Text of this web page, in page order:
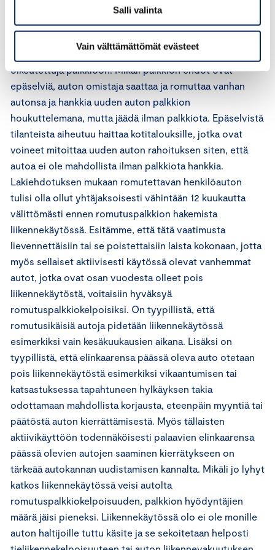
Salli valinta
Vain välttämättömät evästeet
Aiempien romutuspalkkioiden kokemusten perusteella
romutettavaa autoa koskevien ehtojen tulisi olla
autonsa romuttaville ei jäisi epäselvyyttä siitä, ovatko he
oikeutettuja palkkioon. Mikäli palkkion ehdot ovat
epäselviä, auton omistaja saattaa ja romuttaa vanhan
autonsa ja hankkia uuden auton palkkion
houkuttelemana, mutta jäädä ilman palkkiota. Epäselvistä
tilanteista aiheutuu haittaa kotitalouksille, jotka ovat
voineet mitoittaa uuden auton rahoituksen siten, että
autoa ei ole mahdollista ilman palkkiota hankkia.
Lakiehdotuksen mukaan romutettavan henkilöauton
tulisi olla ollut yhtäjaksoisesti vähintään 12 kuukautta
välittömästi ennen romutuspalkkion hakemista
liikennekäytössä. Esitämme, että tätä vaatimusta
lievennettäisiin tai se poistettaisiin laista kokonaan, jotta
myös sellaiset aktiivisesti käytössä olevat vanhemmat
autot, jotka ovat osan vuodesta olleet pois
liikennekäytöstä, voitaisiin hyväksyä
romutuspalkkiokelpoisiksi. On tyypillistä, että
romutusikäisiä autoja pidetään liikennekäytössä
esimerkiksi vain kesäkuukausien aikana. Lisäksi on
tyypillistä, että elinkaarensa päässä oleva auto otetaan
pois liikennekäytöstä esimerkiksi vikaantumisen tai
katsastuksessa tapahtuneen hylkäyksen takia
odottamaan mahdollista korjausta, eteenpäin myyntiä tai
päätöstä auton kierrättämisestä. Myös tällaisten
aktiivikäyttöön todennäköisesti palaavien elinkaarensa
päässä olevien autojen saaminen kierrätykseen on
tärkeää autokannan uudistamisen kannalta. Mikäli jo lyhyt
katkos liikennekäytössä veisi autolta
romutuspalkkiokelpoisuuden, palkkion hyödyntäjien
määrä jäisi pieneksi. Liikennekäytössä olo ei ole monille
auton haltijoille tuttu käsite ja se sekoitetaan helposti